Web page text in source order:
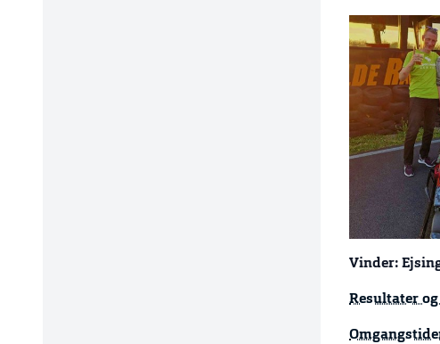
Vinder:
Resultater